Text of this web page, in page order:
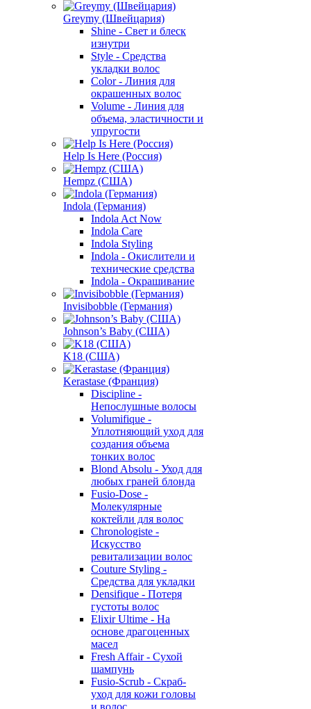
Greymy (Швейцария)
Shine - Свет и блеск
изнутри
Style - Средства
укладки волос
Color - Линия для
окрашенных волос
Volume - Линия для
объема, эластичности и
упругости
Help Is Here (Россия)
Hempz (США)
Indola (Германия)
Indola Act Now
Indola Care
Indola Styling
Indola - Окислители и
технические средства
Indola - Окрашивание
Invisibobble (Германия)
Johnson’s Baby (США)
K18 (США)
Kerastase (Франция)
Discipline -
Непослушные волосы
Volumifique -
Уплотняющий уход для
создания объема
тонких волос
Blond Absolu - Уход для
любых граней блонда
Fusio-Dose -
Молекулярные
коктейли для волос
Chronologiste -
Искусство
ревитализации волос
Couture Styling -
Средства для укладки
Densifique - Потеря
густоты волос
Elixir Ultime - На
основе драгоценных
масел
Fresh Affair - Сухой
шампунь
Fusio-Scrub - Скраб-
уход для кожи головы
и волос